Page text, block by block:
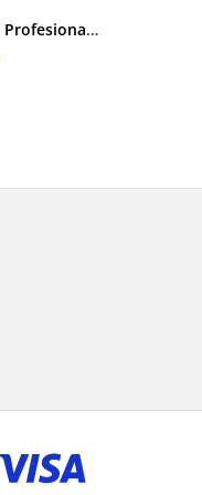
Set 4 Lavete din Microfibra, Profesionale, 4 culori, 30x30cm